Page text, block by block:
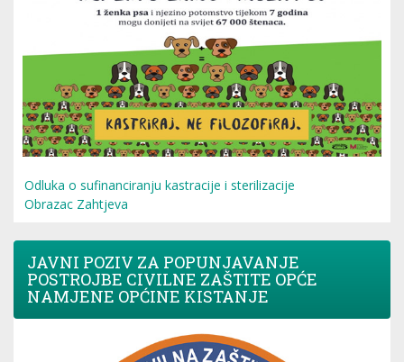
Odluka o sufinanciranju kastracije i sterilizacije
Obrazac Zahtjeva
JAVNI POZIV ZA POPUNJAVANJE
POSTROJBE CIVILNE ZAŠTITE OPĆE
NAMJENE OPĆINE KISTANJE